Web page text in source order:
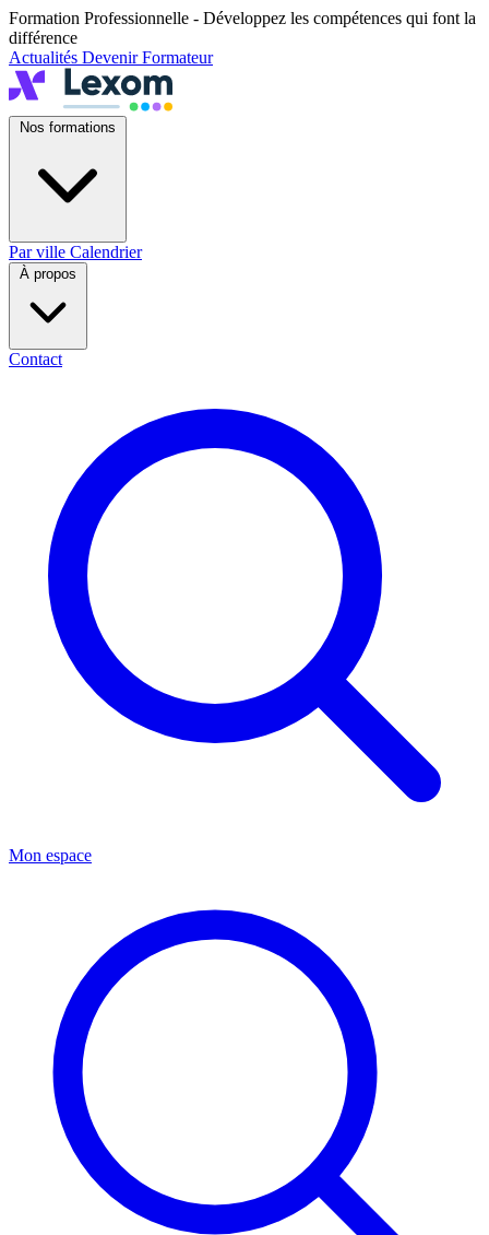
Formation Professionnelle - Développez les compétences qui font la
différence
Actualités Devenir Formateur
Nos formations
Par ville Calendrier
À propos
Contact
Mon espace